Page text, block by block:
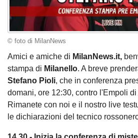
© foto di MilanNews
Amici e amiche di MilanNews.it,
stampa di Milanello. A breve
Stefano Pioli, che in conferenza
domani, ore 12:30, contro l'Empoli
Rimanete con noi e il nostro live
le dichiarazioni del tecnico